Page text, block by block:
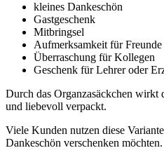
kleines Dankeschön
Gastgeschenk
Mitbringsel
Aufmerksamkeit für Freunde
Überraschung für Kollegen
Geschenk für Lehrer oder
Durch das Organzasäckchen wirkt
und liebevoll verpackt.
Viele Kunden nutzen diese
Dankeschön verschenken möchten.